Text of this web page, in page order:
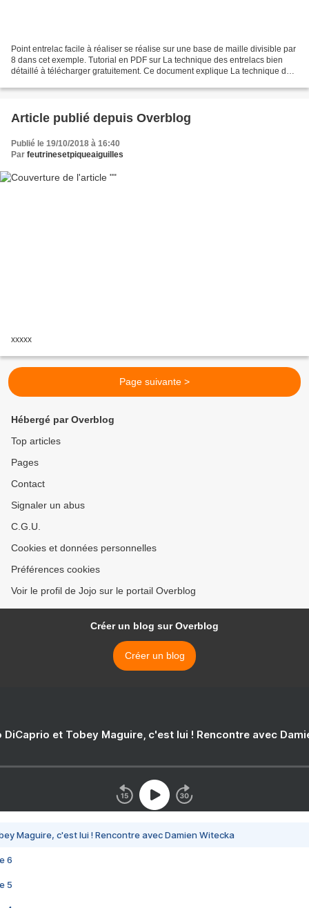
Point entrelac facile à réaliser se réalise sur une base de maille divisible par
8 dans cet exemple. Tutorial en PDF sur La technique des entrelacs bien
détaillé à télécharger gratuitement. Ce document explique La technique des
Article publié depuis Overblog
Publié le 19/10/2018 à 16:40
Par feutrinesetpiqueaiguilles
xxxxx
Page suivante >
Hébergé par Overblog
Top articles
Pages
Contact
Signaler un abus
C.G.U.
Cookies et données personnelles
Préférences cookies
Voir le profil de Jojo sur le portail Overblog
Créer un blog sur Overblog
Créer un blog
DiCaprio et Tobey Maguire, c'est lui ! Rencontre avec
Maguire, c'est lui ! Rencontre avec Damien Witecka
6
5